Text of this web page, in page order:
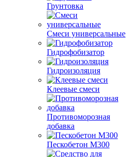
Грунтовка
Смеси универсальные
Гидрофобизатор
Гидроизоляция
Клеевые смеси
Противоморозная
добавка
Пескобетон М300